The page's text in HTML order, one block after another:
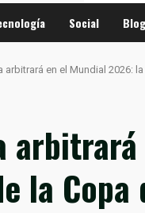
Social Blog
arbitrará en el Mundial 2026:
la Copa